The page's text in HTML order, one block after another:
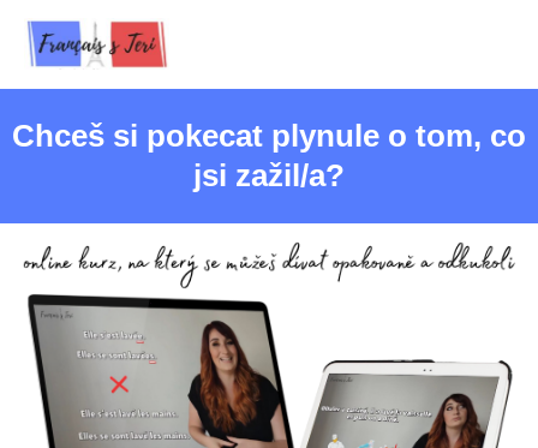
Chceš si pokecat plynule o tom, co
jsi zažil/a?